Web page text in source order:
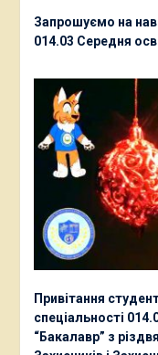
Запрошуємо на
014.03 Середня
Привітання
спеціальності
“Бакалавр” з